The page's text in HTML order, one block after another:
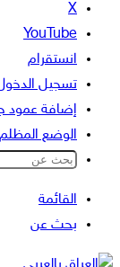
‫X
‫YouTube
انستقرام
تسجيل
إضافة عمود
الوضع المظلم
القائمة
بحث عن